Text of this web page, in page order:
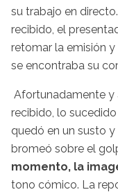
su trabajo en
recibido, el
retomar la emisión
se encontraba su
Afortunadamente y
recibido, lo
quedó en un susto
bromeó sobre el
momento, la
tono cómico. La